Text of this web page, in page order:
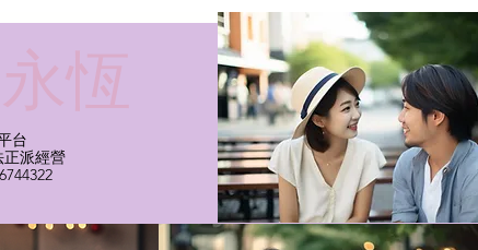
台
正派經營​
恆